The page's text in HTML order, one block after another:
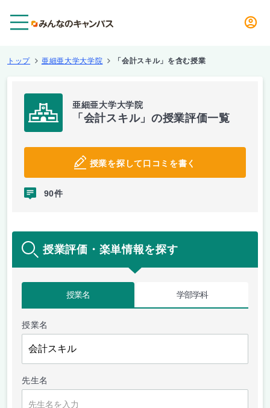
トップ 亜細亜大学大学院 「会計スキル」を含む授業
亜細亜大学大学院
「会計スキル」の授業評価一覧
授業を探して口コミを書く
90件
授業評価・楽単情報を探す
授業名 学部学科
授業名
先生名